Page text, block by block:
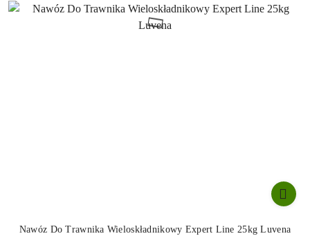
Nawóz Do Trawnika Wieloskładnikowy Expert Line 25kg Luvena